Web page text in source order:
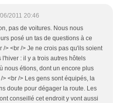
2011 20:46
pas de voitures. Nous nous
posé un tas de questions à ce
/> <br /> Je ne crois pas qu'ils soient
l'hiver : il y a trois autres hôtels
nous étions, dont un encore plus
/> <br /> Les gens sont équipés, la
doute pour dégager la route. Les
conseillé cet endroit y vont aussi